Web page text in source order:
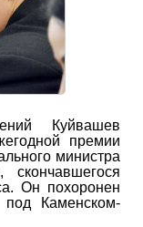
Куйвашев
премии
министра
Он похоронен
Каменском-